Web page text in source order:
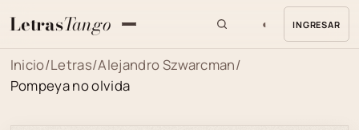
LetrasTango ◐ INGRESAR
Inicio/Letras/Alejandro Szwarcman/
Pompeya no olvida